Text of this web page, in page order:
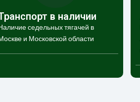
в наличии
седельных тягачей в
и Московской области